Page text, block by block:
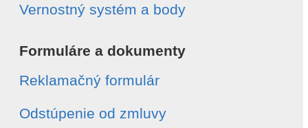
Vernostný systém a body
Formuláre a dokumenty
Reklamačný formulár
Odstúpenie od zmluvy